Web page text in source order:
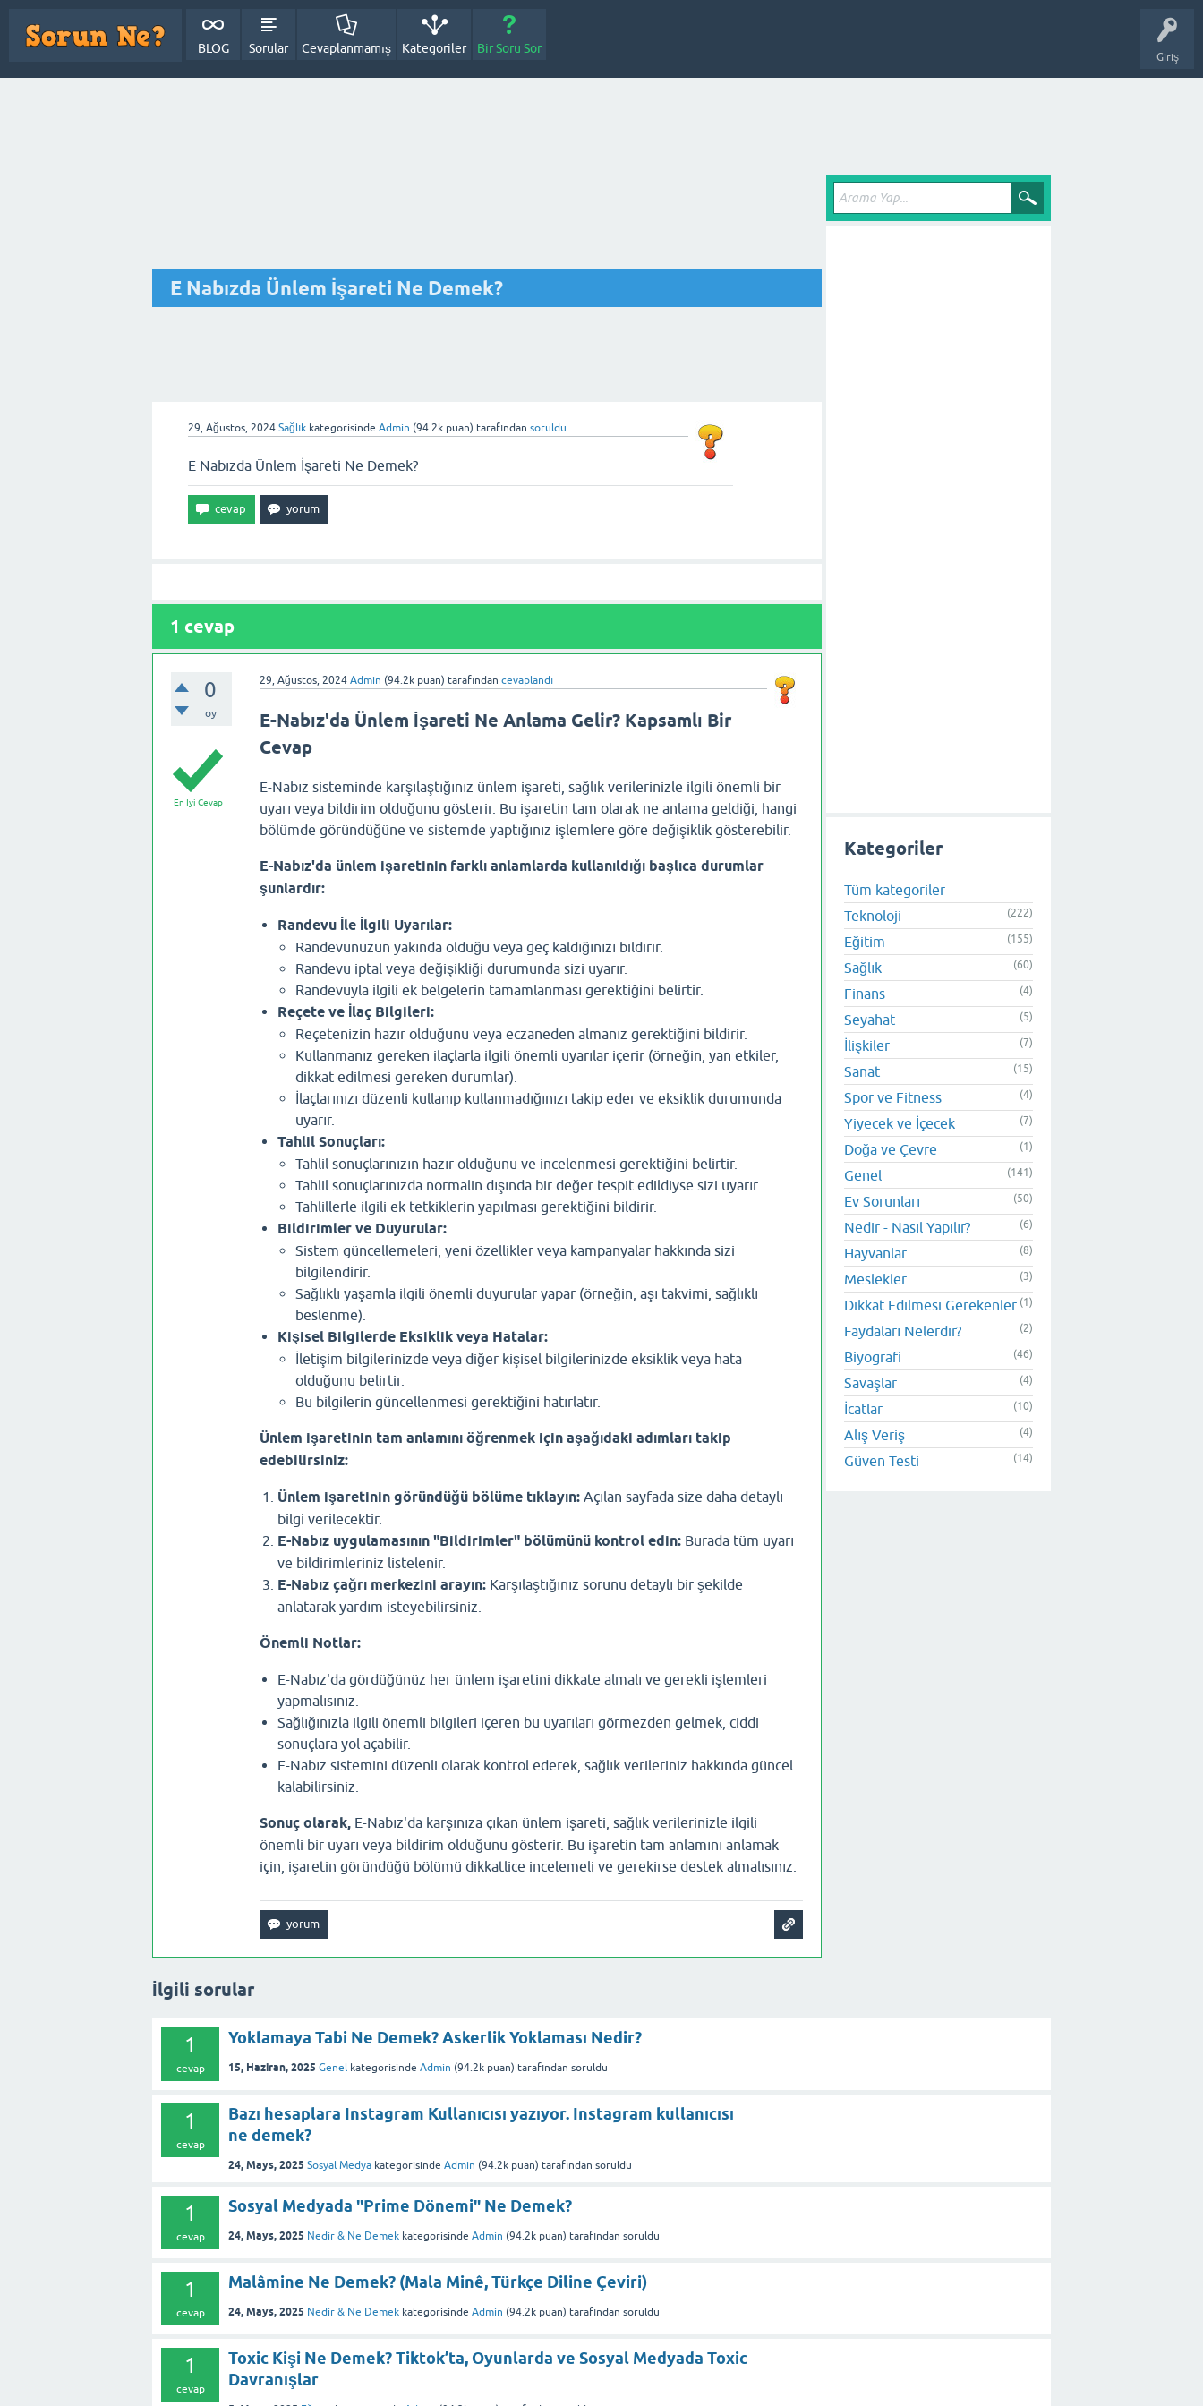
Giriş
BLOG Sorular Cevaplanmamış Kategoriler Bir Soru Sor
E Nabızda Ünlem İşareti Ne Demek?
29, Ağustos, 2024 Sağlık kategorisinde Admin (94.2k puan) tarafından soruldu
E Nabızda Ünlem İşareti Ne Demek?
1 cevap
0
oy
29, Ağustos, 2024 Admin (94.2kpuan) tarafından cevaplandı
En İyi Cevap
E-Nabız'da Ünlem İşareti Ne Anlama Gelir? Kapsamlı Bir
Cevap
E-Nabız sisteminde karşılaştığınız ünlem işareti, sağlık verilerinizle ilgili önemli bir
uyarı veya bildirim olduğunu gösterir. Bu işaretin tam olarak ne anlama geldiği, hangi
bölümde göründüğüne ve sistemde yaptığınız işlemlere göre değişiklik gösterebilir.
E-Nabız'da ünlem işaretinin farklı anlamlarda kullanıldığı başlıca durumlar
şunlardır:
Randevu İle İlgili Uyarılar:
Randevunuzun yakında olduğu veya geç kaldığınızı bildirir.
Randevu iptal veya değişikliği durumunda sizi uyarır.
Randevuyla ilgili ek belgelerin tamamlanması gerektiğini belirtir.
Reçete ve İlaç Bilgileri:
Reçetenizin hazır olduğunu veya eczaneden almanız gerektiğini bildirir.
Kullanmanız gereken ilaçlarla ilgili önemli uyarılar içerir (örneğin, yan etkiler,
dikkat edilmesi gereken durumlar).
İlaçlarınızı düzenli kullanıp kullanmadığınızı takip eder ve eksiklik durumunda
uyarır.
Tahlil Sonuçları:
Tahlil sonuçlarınızın hazır olduğunu ve incelenmesi gerektiğini belirtir.
Tahlil sonuçlarınızda normalin dışında bir değer tespit edildiyse sizi uyarır.
Tahlillerle ilgili ek tetkiklerin yapılması gerektiğini bildirir.
Bildirimler ve Duyurular:
Sistem güncellemeleri, yeni özellikler veya kampanyalar hakkında sizi
bilgilendirir.
Sağlıklı yaşamla ilgili önemli duyurular yapar (örneğin, aşı takvimi, sağlıklı
beslenme).
Kişisel Bilgilerde Eksiklik veya Hatalar:
İletişim bilgilerinizde veya diğer kişisel bilgilerinizde eksiklik veya hata
olduğunu belirtir.
Bu bilgilerin güncellenmesi gerektiğini hatırlatır.
Ünlem işaretinin tam anlamını öğrenmek için aşağıdaki adımları takip
edebilirsiniz:
Ünlem işaretinin göründüğü bölüme tıklayın:Açılan sayfada size daha detaylı
bilgi verilecektir.
E-Nabız uygulamasının "Bildirimler" bölümünü kontrol edin:Burada tüm uyarı
ve bildirimleriniz listelenir.
E-Nabız çağrı merkezini arayın:Karşılaştığınız sorunu detaylı bir şekilde
anlatarak yardım isteyebilirsiniz.
Önemli Notlar:
E-Nabız'da gördüğünüz her ünlem işaretini dikkate almalı ve gerekli işlemleri
yapmalısınız.
Sağlığınızla ilgili önemli bilgileri içeren bu uyarıları görmezden gelmek, ciddi
sonuçlara yol açabilir.
E-Nabız sistemini düzenli olarak kontrol ederek, sağlık verileriniz hakkında güncel
kalabilirsiniz.
Sonuç olarak, E-Nabız'da karşınıza çıkan ünlem işareti, sağlık verilerinizle ilgili
önemli bir uyarı veya bildirim olduğunu gösterir. Bu işaretin tam anlamını anlamak
için, işaretin göründüğü bölümü dikkatlice incelemeli ve gerekirse destek almalısınız.
Kategoriler
Tüm kategoriler
Teknoloji
(222)
Eğitim (155)
Sağlık (60)
Finans (4)
Seyahat (5)
İlişkiler (7)
Sanat (15)
Spor ve Fitness (4)
Yiyecek ve İçecek (7)
Doğa ve Çevre (1)
Genel (141)
Ev Sorunları (50)
Nedir - Nasıl Yapılır? (6)
Hayvanlar (8)
Meslekler (3)
Dikkat Edilmesi Gerekenler (1)
Faydaları Nelerdir? (2)
Biyografi (46)
Savaşlar (4)
İcatlar (10)
Alış Veriş (4)
Güven Testi (14)
İlgili sorular
1
cevap
Yoklamaya Tabi Ne Demek? Askerlik Yoklaması Nedir?
15, Haziran, 2025 Genel kategorisinde Admin (94.2k puan) tarafından soruldu
1
cevap
Bazı hesaplara Instagram Kullanıcısı yazıyor. Instagram kullanıcısı
ne demek?
24, Mays, 2025 Sosyal Medya kategorisinde Admin (94.2k puan) tarafından soruldu
1
cevap
Sosyal Medyada "Prime Dönemi" Ne Demek?
24, Mays, 2025 Nedir & Ne Demek kategorisinde Admin (94.2k puan) tarafından soruldu
1
cevap
Malâmine Ne Demek? (Mala Minê, Türkçe Diline Çeviri)
24, Mays, 2025 Nedir & Ne Demek kategorisinde Admin (94.2k puan) tarafından soruldu
1
cevap
Toxic Kişi Ne Demek? Tiktok’ta, Oyunlarda ve Sosyal Medyada Toxic
Davranışlar